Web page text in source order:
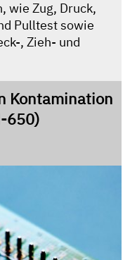
wie Zug, Druck,
Pulltest sowie
, Zieh- und
Kontamination
650)